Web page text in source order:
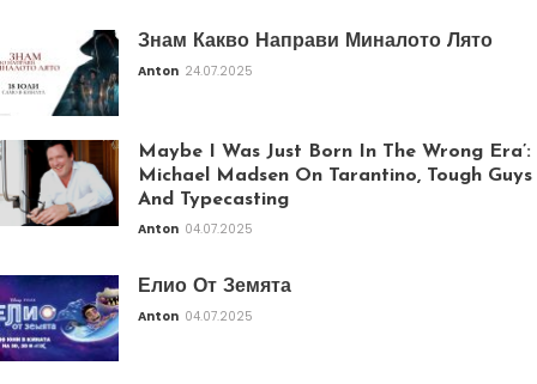
Знам Какво Направи Миналото Лято
Anton 24.07.2025
Maybe I Was Just Born In The Wrong Era’:
Michael Madsen On Tarantino, Tough Guys
And Typecasting
Anton 04.07.2025
Елио От Земята
Anton 04.07.2025